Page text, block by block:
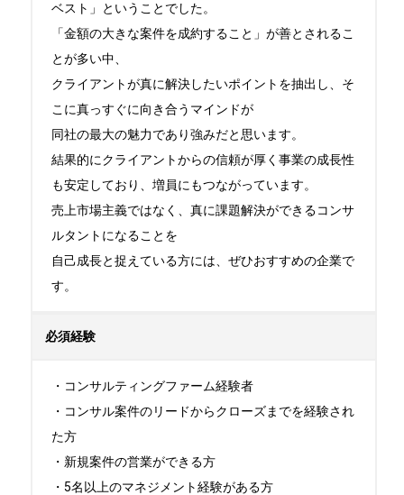
ベスト」ということでした。
「金額の大きな案件を成約すること」が善とされるこ
とが多い中、
クライアントが真に解決したいポイントを抽出し、そ
こに真っすぐに向き合うマインドが
同社の最大の魅力であり強みだと思います。
結果的にクライアントからの信頼が厚く事業の成長性
も安定しており、増員にもつながっています。
売上市場主義ではなく、真に課題解決ができるコンサ
ルタントになることを
自己成長と捉えている方には、ぜひおすすめの企業で
す。
必須経験
・コンサルティングファーム経験者
・コンサル案件のリードからクローズまでを経験され
た方
・新規案件の営業ができる方
・5名以上のマネジメント経験がある方